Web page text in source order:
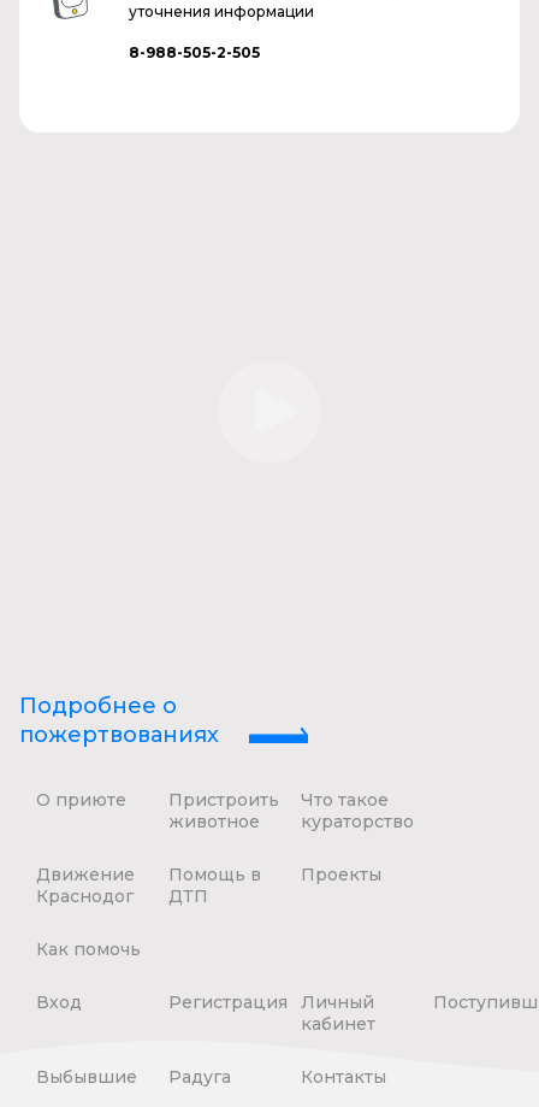
уточнения информации
8-988-505-2-505
Подробнее о
пожертвованиях
О приюте
Пристроить
животное
Что такое
кураторство
Движение
Краснодог
Помощь в
ДТП
Проекты
Как помочь
Вход Регистрация
Личный
кабинет
Выбывшие Радуга Контакты